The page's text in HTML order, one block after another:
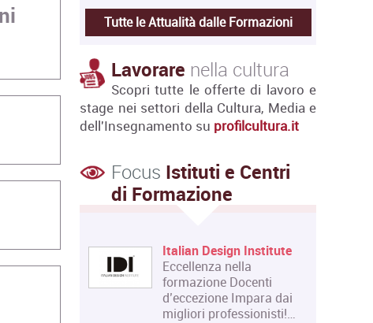
Tutte le Attualità dalle Formazioni
Lavorare nella cultura
Scopri tutte le offerte di lavoro e
stage nei settori della Cultura, Media e
dell'Insegnamento su profilcultura.it
Focus Istituti e Centri
di Formazione
Italian Design Institute
Eccellenza nella
formazione Docenti
d’eccezione Impara dai
migliori professionisti!…